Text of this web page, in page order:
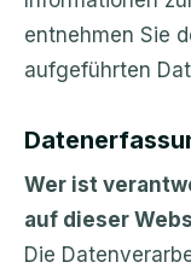
entnehmen Sie
aufgeführten
Wer ist
auf dieser
Die